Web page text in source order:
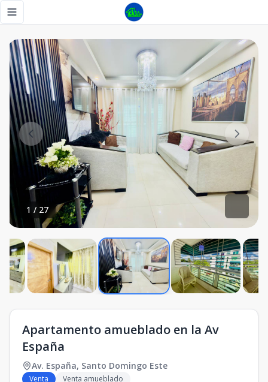
Toggle navigation menu
1 / 27
Apartamento amueblado en la Av
España
Av. España, Santo Domingo Este
Venta Venta amueblado
Apartamento amueblado en la Av España - Tu Casa RD